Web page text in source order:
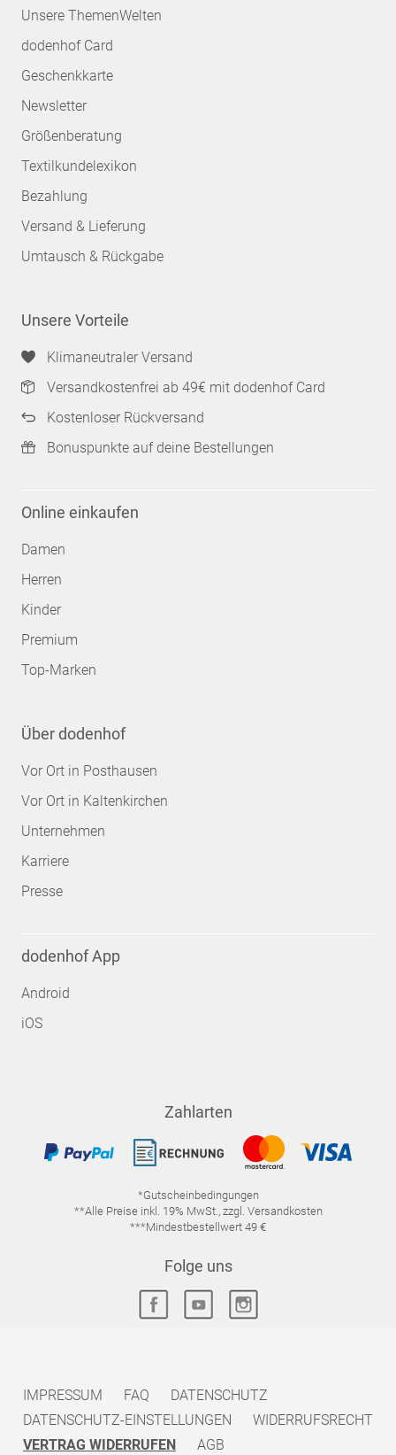
Unsere ThemenWelten
dodenhof Card
Geschenkkarte
Newsletter
Größenberatung
Textilkundelexikon
Bezahlung
Versand & Lieferung
Umtausch & Rückgabe
Unsere Vorteile
Klimaneutraler Versand
Versandkostenfrei ab 49€ mit dodenhof Card
Kostenloser Rückversand
Bonuspunkte auf deine Bestellungen
Online einkaufen
Damen
Herren
Kinder
Premium
Top-Marken
Über dodenhof
Vor Ort in Posthausen
Vor Ort in Kaltenkirchen
Unternehmen
Karriere
Presse
dodenhof App
Android
iOS
Zahlarten
*Gutscheinbedingungen
**Alle Preise inkl. 19% MwSt., zzgl. Versandkosten
***Mindestbestellwert 49 €
Folge uns
IMPRESSUM FAQ
DATENSCHUTZ
DATENSCHUTZ-EINSTELLUNGEN
WIDERRUFSRECHT
VERTRAG WIDERRUFEN
AGB